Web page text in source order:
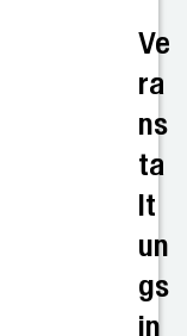
Ve
ra
ns
ta
lt
un
gs
in